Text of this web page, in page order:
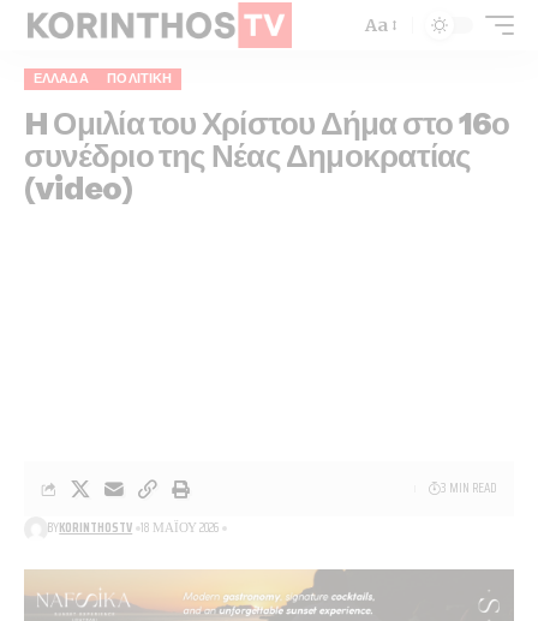
Aa
ΕΛΛΆΔΑ ΠΟΛΙΤΙΚΉ
H Ομιλία του Χρίστου Δήμα στο 16ο
συνέδριο της Νέας Δημοκρατίας
(video)
BYKORINTHOSTV 18 ΜΑΪ́ΟΥ 2026
3 MIN READ